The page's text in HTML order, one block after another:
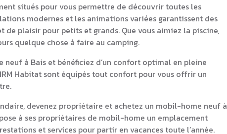
situés pour vous permettre de découvrir toutes les
modernes et les animations variées garantissent des
de plaisir pour petits et grands. Que vous aimiez la piscine,
quelque chose à faire au camping.
à Bais et bénéficiez d’un confort optimal en pleine
Habitat sont équipés tout confort pour vous offrir un
devenez propriétaire et achetez un mobil-home neuf à
à ses propriétaires de mobil-home un emplacement
et services pour partir en vacances toute l’année.